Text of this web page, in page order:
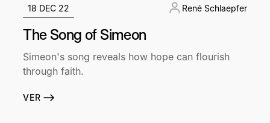
18 DEC 22 René Schlaepfer
The Song of Simeon
Simeon's song reveals how hope can flourish
through faith.
VER